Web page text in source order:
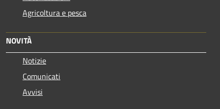
Agricoltura e pesca
NOVITÀ
Notizie
Comunicati
Avvisi